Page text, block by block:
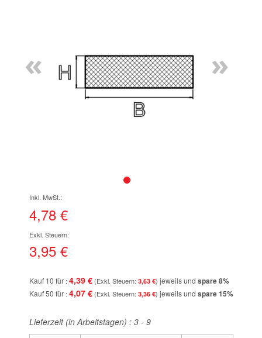
« »
der
Bildgalerie
4,78 €
3,95 €
Kauf 10 für 4,39 € 3,63 € jeweils und spare8%
Kauf 50 für 4,07 € 3,36 € jeweils und spare15%
Lieferzeit (in Arbeitstagen) : 3 - 9